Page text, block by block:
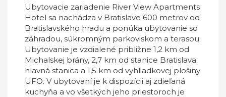
Ubytovacie zariadenie River View Apartments
Hotel sa nachádza v Bratislave 600 metrov od
Bratislavského hradu a ponúka ubytovanie so
záhradou, súkromným parkoviskom a terasou.
Ubytovanie je vzdialené približne 1,2 km od
Michalskej brány, 2,7 km od stanice Bratislava
hlavná stanica a 1,5 km od vyhliadkovej plošiny
UFO. V ubytovaní je k dispozícii aj zdieľaná
kuchyňa a vo všetkých jeho priestoroch je